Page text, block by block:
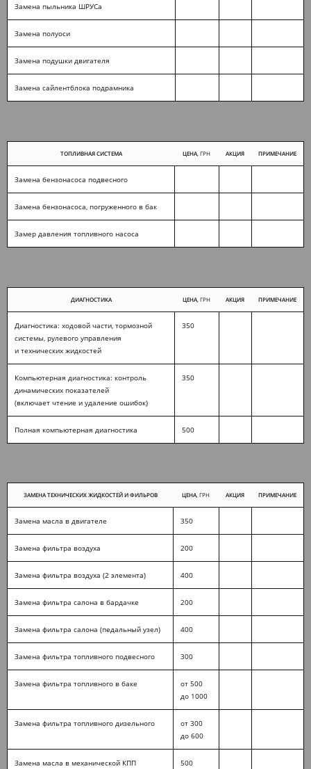
Замена пыльника ШРУСа
Замена полуоси
Замена подушки двигателя
Замена сайлентблока подрамника
ТОПЛИВНАЯ СИСТЕМА ЦЕНА , ГРН АКЦИЯ ПРИМЕЧАНИЕ
Замена бензонасоса подвесного
Замена бензонасоса, погруженного в бак
Замер давления топливного насоса
ДИАГНОСТИКА ЦЕНА , ГРН АКЦИЯ ПРИМЕЧАНИЕ
Диагностика: ходовой части, тормозной
системы, рулевого управления
и технических жидкостей
350
Компьютерная диагностика: контроль
динамических показателей
(включает чтение и удаление ошибок)
350
Полная компьютерная диагностика 500
ЗАМЕНА ТЕХНИЧЕСКИХ ЖИДКОСТЕЙ И ФИЛЬРОВ ЦЕНА, ГРН АКЦИЯ ПРИМЕЧАНИЕ
Замена масла в двигателе 350
Замена фильтра воздуха 200
Замена фильтра воздуха (2 элемента) 400
Замена фильтра салона в бардачке 200
Замена фильтра салона (педальный узел) 400
Замена фильтра топливного подвесного 300
Замена фильтра топливного в баке
от 500
до 1000
Замена фильтра топливного дизельного
от 300
до 600
Замена масла в механической КПП 500